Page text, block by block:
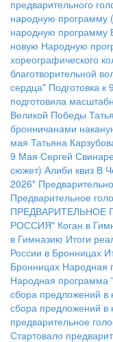
предварительного
народную программу
народную программу
новую Народную
хореографического
благотворительной
сердца" Подготовка к
подготовила
Великой Победы
бронничанами
мая Татьяна
9 Мая Сергей
сюжет) Алиби квиз В
2026"
Предварительное
ПРЕДВАРИТЕЛЬНОЕ
РОССИЯ" Коган в
в Гимназию Итоги
России в Бронницах
Бронницах Народная
Народная программа
сбора предложений
сбора предложений
предварительное
Стартовало